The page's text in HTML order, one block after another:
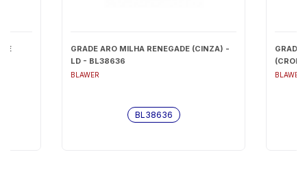
GRADE ARO MILHA RENEGADE (CINZA) -
LD - BL38636
BLAWER
BL38636
GRADE
BLAWER